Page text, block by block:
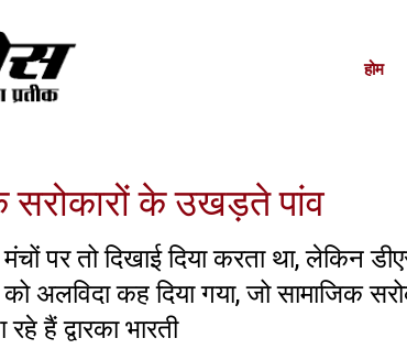
होम
सरोकारों के उखड़ते पांव
पर तो दिखाई दिया करता था, लेकिन
कह दिया गया, जो सामाजिक
हैं द्वारका भारती